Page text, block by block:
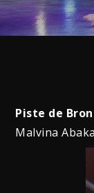
Piste de
Malvina